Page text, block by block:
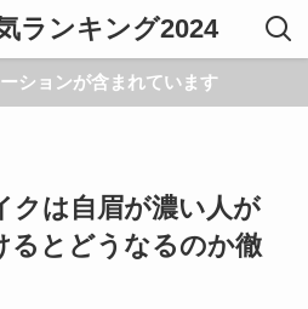
ランキング2024
ションが含まれています
クは自眉が濃い人が
るとどうなるのか徹